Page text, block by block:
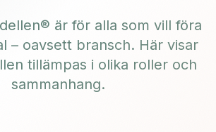
är för alla som vill föra
– oavsett bransch. Här visar
tillämpas i olika roller och
sammanhang.